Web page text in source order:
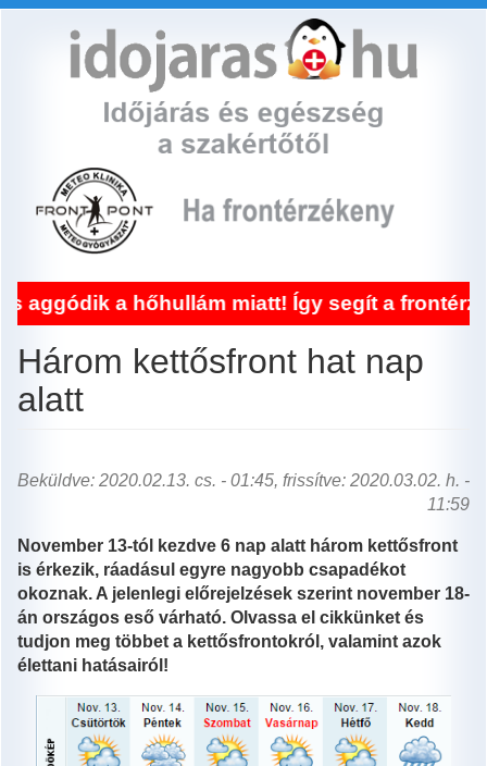
a hőhullám miatt! Így segít a frontérzékenység
Három kettősfront hat nap
alatt
Beküldve: 2020.02.13. cs. - 01:45, frissítve: 2020.03.02. h. -
11:59
November 13-tól kezdve 6 nap alatt három kettősfront
is érkezik, ráadásul egyre nagyobb csapadékot
okoznak. A jelenlegi előrejelzések szerint november 18-
án országos eső várható. Olvassa el cikkünket és
tudjon meg többet a kettősfrontokról, valamint azok
élettani hatásairól!